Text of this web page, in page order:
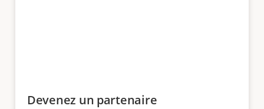
Devenez un partenaire